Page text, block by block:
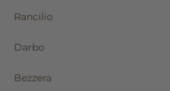
Rancilio
Darbo
Bezzera